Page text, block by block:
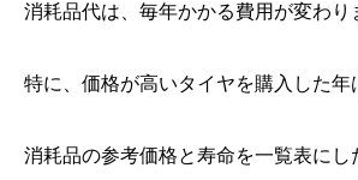
消耗品代は、毎年かかる費用が変わり
特に、価格が高いタイヤを購入した年
消耗品の参考価格と寿命を一覧表にし